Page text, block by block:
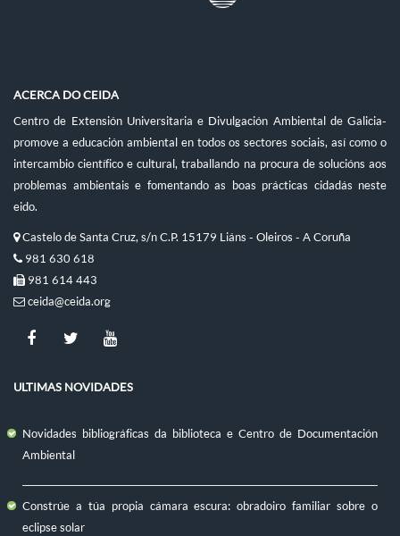
ACERCA DO CEIDA
Centro de Extensión Universitaria e Divulgación Ambiental de Galicia-
promove a educación ambiental en todos os sectores sociais, así como o
intercambio científico e cultural, traballando na procura de solucións aos
problemas ambientais e fomentando as boas prácticas cidadás neste
eido.
Castelo de Santa Cruz, s/n C.P. 15179 Liáns - Oleiros - A Coruña
981 630 618
981 614 443
ceida@ceida.org
ULTIMAS NOVIDADES
Novidades bibliográficas da biblioteca e Centro de Documentación
Ambiental
Constrúe a túa propia cámara escura: obradoiro familiar sobre o
eclipse solar